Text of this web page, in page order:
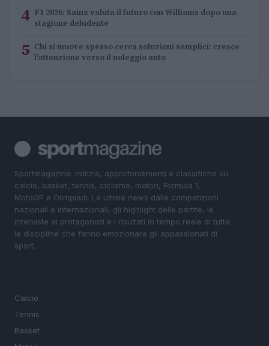
4 F1 2026: Sainz valuta il futuro con Williams dopo una
stagione deludente
5 Chi si muove spesso cerca soluzioni semplici: cresce
l’attenzione verso il noleggio auto
Sportmagazine: notizie, approfondimenti e classifiche su
calcio, basket, tennis, ciclismo, motori, Formula 1,
MotoGP e Olimpiadi. Le ultime news dalle competizioni
nazionali e internazionali, gli highlight delle partite, le
interviste ai protagonisti e i risultati in tempo reale di tutte
le discipline che fanno emozionare gli appassionati di
sport.
Calcio
Tennis
Basket